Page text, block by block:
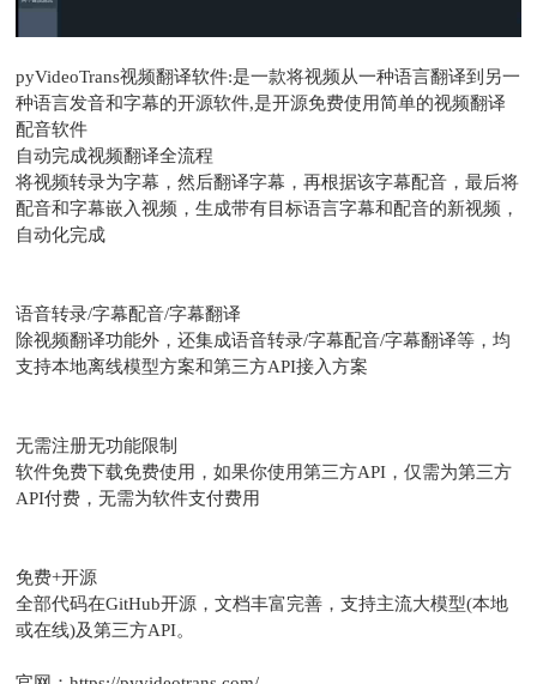
pyVideoTrans视频翻译软件:是一款将视频从一种语言翻译到另一
种语言发音和字幕的开源软件,是开源免费使用简单的视频翻译
配音软件
自动完成视频翻译全流程
将视频转录为字幕，然后翻译字幕，再根据该字幕配音，最后将
配音和字幕嵌入视频，生成带有目标语言字幕和配音的新视频，
自动化完成
语音转录/字幕配音/字幕翻译
除视频翻译功能外，还集成语音转录/字幕配音/字幕翻译等，均
支持本地离线模型方案和第三方API接入方案
无需注册无功能限制
软件免费下载免费使用，如果你使用第三方API，仅需为第三方
API付费，无需为软件支付费用
免费+开源
全部代码在GitHub开源，文档丰富完善，支持主流大模型(本地
或在线)及第三方API。